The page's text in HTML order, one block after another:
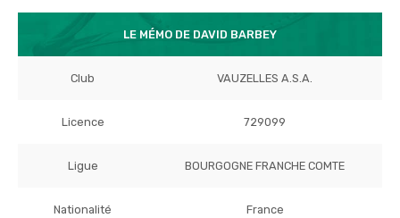
LE MÉMO DE DAVID BARBEY
Club VAUZELLES A.S.A.
Licence 729099
Ligue BOURGOGNE FRANCHE COMTE
Nationalité France